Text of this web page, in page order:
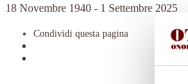
18 Novembre 1940 - 1 Settembre 2025
Condividi questa pagina